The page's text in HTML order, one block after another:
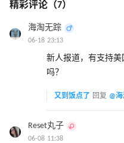
精彩评论（7）
海淘无踪
06-18 23:13
新人报道，有支持
吗？
又到饭点了 回复 @
Reset丸子
06-08 11:38